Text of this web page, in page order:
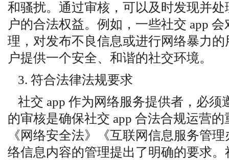
和骚扰。通过审核，可以及时发现并
户的合法权益。例如，一些社交 app
理，对发布不良信息或进行网络暴力
户提供一个安全、和谐的社交环境。
3. 符合法律法规要求
社交 app 作为网络服务提供者，必
的审核是确保社交 app 合法合规运营
《网络安全法》《互联网信息服务管
络信息内容的管理提出了明确的要求。